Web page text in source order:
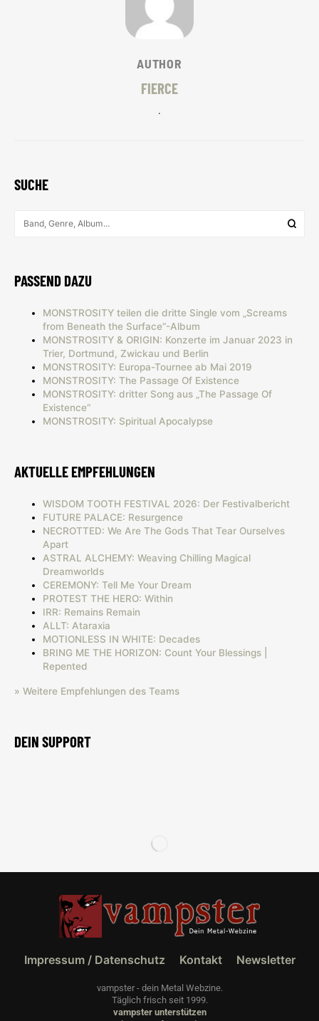
AUTHOR
FIERCE
.
SUCHE
PASSEND DAZU
MONSTROSITY teilen die dritte Single vom „Screams
from Beneath the Surface“-Album
MONSTROSITY & ORIGIN: Konzerte im Januar 2023 in
Trier, Dortmund, Zwickau und Berlin
MONSTROSITY: Europa-Tournee ab Mai 2019
MONSTROSITY: The Passage Of Existence
MONSTROSITY: dritter Song aus „The Passage Of
Existence“
MONSTROSITY: Spiritual Apocalypse
AKTUELLE EMPFEHLUNGEN
WISDOM TOOTH FESTIVAL 2026: Der Festivalbericht
FUTURE PALACE: Resurgence
NECROTTED: We Are The Gods That Tear Ourselves
Apart
ASTRAL ALCHEMY: Weaving Chilling Magical
Dreamworlds
CEREMONY: Tell Me Your Dream
PROTEST THE HERO: Within
IRR: Remains Remain
ALLT: Ataraxia
MOTIONLESS IN WHITE: Decades
BRING ME THE HORIZON: Count Your Blessings |
Repented
» Weitere Empfehlungen des Teams
DEIN SUPPORT
Impressum / Datenschutz Kontakt Newsletter
vampster - dein Metal Webzine.
Täglich frisch seit 1999.
vampster unterstützen